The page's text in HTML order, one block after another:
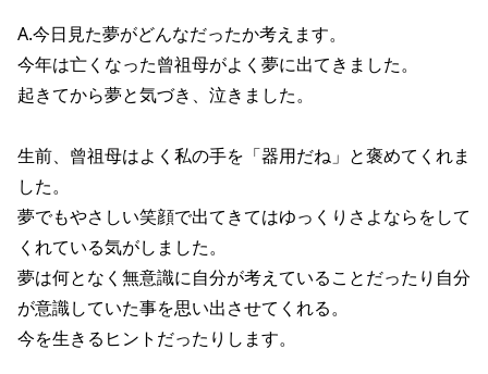
A.今日見た夢がどんなだったか考えます。
今年は亡くなった曾祖母がよく夢に出てきました。
起きてから夢と気づき、泣きました。
生前、曾祖母はよく私の手を「器用だね」と褒めてくれま
した。
夢でもやさしい笑顔で出てきてはゆっくりさよならをして
くれている気がしました。
夢は何となく無意識に自分が考えていることだったり自分
が意識していた事を思い出させてくれる。
今を生きるヒントだったりします。